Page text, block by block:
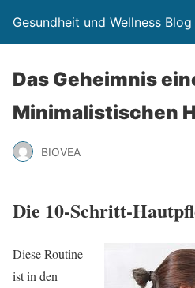
Gesundheit und Wellness Blog
Das Geheimnis
Minimalistischen
BIOVEA
Die 10-Schritt-
Diese Routine
ist in den